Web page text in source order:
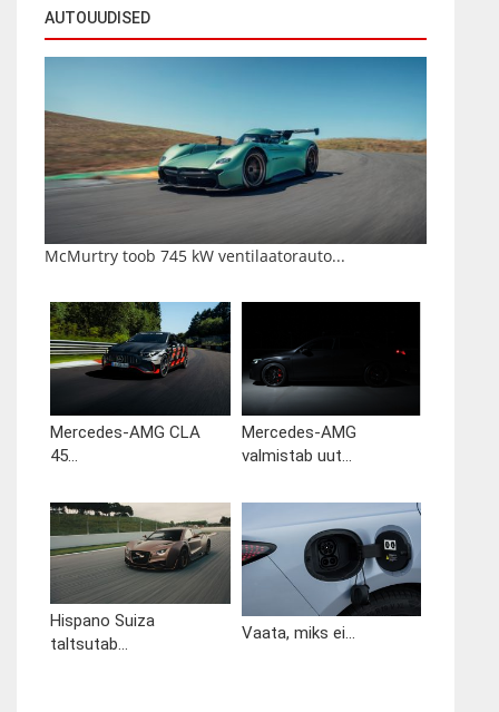
AUTOUUDISED
McMurtry toob 745 kW ventilaatorauto...
Mercedes-AMG CLA
45...
Mercedes-AMG
valmistab uut...
Hispano Suiza
taltsutab...
Vaata, miks ei...